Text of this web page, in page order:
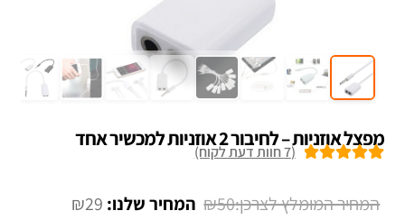
מפצל אוזניות – לחיבור 2 אוזניות למכשיר אחד
(
7חוות דעת לקוח)
₪50
המחיר
₪29 המחיר